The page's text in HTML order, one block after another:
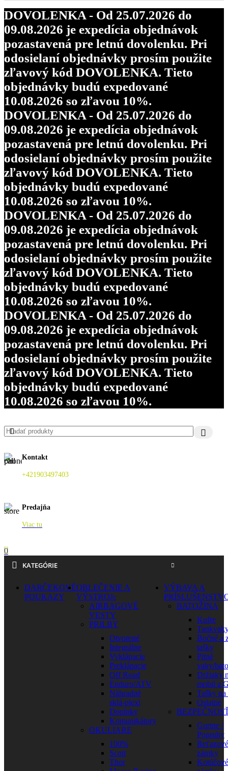
DOVOLENKA - Od 25.07.2026 do
09.08.2026 je expedícia objednávok
pozastavená pre letnú dovolenku. Pri
odosielaní objednávky prosím použite
zľavový kód DOVOLENKA. Tieto
objednávky budú expedované
10.08.2026 so zľavou 10%.
DOVOLENKA - Od 25.07.2026 do
09.08.2026 je expedícia objednávok
pozastavená pre letnú dovolenku. Pri
odosielaní objednávky prosím použite
zľavový kód DOVOLENKA. Tieto
objednávky budú expedované
10.08.2026 so zľavou 10%.
DOVOLENKA - Od 25.07.2026 do
09.08.2026 je expedícia objednávok
pozastavená pre letnú dovolenku. Pri
odosielaní objednávky prosím použite
zľavový kód DOVOLENKA. Tieto
objednávky budú expedované
10.08.2026 so zľavou 10%.
DOVOLENKA - Od 25.07.2026 do
09.08.2026 je expedícia objednávok
pozastavená pre letnú dovolenku. Pri
odosielaní objednávky prosím použite
zľavový kód DOVOLENKA. Tieto
objednávky budú expedované
10.08.2026 so zľavou 10%.
Kontakt
+421903497403
Predajňa
Viac tu
0
KATEGÓRIE
DARČEKOVÉ
POUKAZY
OBLEČENIE A
VÝSTROJ
AIRBAGOVÉ
VESTY
PRILBY
Otvorené
Integrálne
Vyklápacie
Preklápacie
Off Road
Enduro/ATV
Náhradné
sklá-plexi
Doplnky
Komunikátory
OKULIARE
100%
Scott
Thor
VÝBAVA A
BATOŽINA
Kufre
Bočné a
tašky
Pitné
vaky/
Držiaky
mobil a
Tašky na
Ostatné
Gurtne /
Popruhy
Reťazové
zámky
Kotúčové